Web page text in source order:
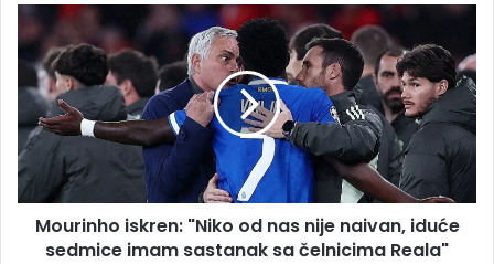
a
ostali
u
Sloveniju
Mourinho
iskren:
"Niko
od
nas
nije
naivan,
iduće
sedmice
imam
sastanak
Mourinho iskren: "Niko od nas nije naivan, iduće
sedmice imam sastanak sa čelnicima Reala"